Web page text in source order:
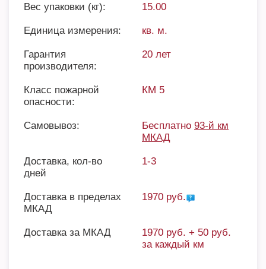
Вес упаковки (кг): 15.00
Единица измерения: кв. м.
Гарантия
производителя:
20 лет
Класс пожарной
опасности:
КМ 5
Самовывоз: Бесплатно 93-й км
МКАД
Доставка, кол-во
дней
1-3
Доставка в пределах
МКАД
1970 руб.
Доставка за МКАД
1970 руб. + 50 руб.
за каждый км